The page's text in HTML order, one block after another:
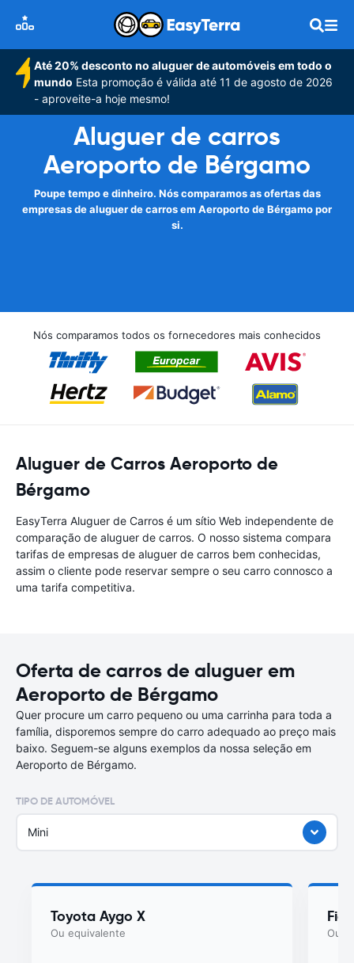
Até 20% desconto no aluguer de automóveis em todo o
mundo Esta promoção é válida até 11 de agosto de 2026
- aproveite-a hoje mesmo!
Aluguer de carros
Aeroporto de Bérgamo
Poupe tempo e dinheiro. Nós comparamos as ofertas das
empresas de aluguer de carros em Aeroporto de Bérgamo por
si.
Nós comparamos todos os fornecedores mais conhecidos
Aluguer de Carros Aeroporto de
Bérgamo
EasyTerra Aluguer de Carros é um sítio Web independente de
comparação de aluguer de carros. O nosso sistema compara
tarifas de empresas de aluguer de carros bem conhecidas,
assim o cliente pode reservar sempre o seu carro connosco a
uma tarifa competitiva.
Oferta de carros de aluguer em
Aeroporto de Bérgamo
Quer procure um carro pequeno ou uma carrinha para toda a
família, disporemos sempre do carro adequado ao preço mais
baixo. Seguem-se alguns exemplos da nossa seleção em
Aeroporto de Bérgamo.
TIPO DE AUTOMÓVEL
Mini
Toyota Aygo X
Ou equivalente Ou